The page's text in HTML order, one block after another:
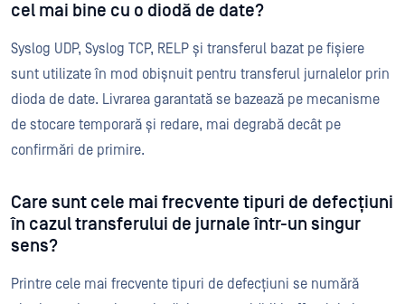
cel mai bine cu o diodă de date?
Syslog UDP, Syslog TCP, RELP și transferul bazat pe fișiere
sunt utilizate în mod obișnuit pentru transferul jurnalelor prin
dioda de date. Livrarea garantată se bazează pe mecanisme
de stocare temporară și redare, mai degrabă decât pe
confirmări de primire.
Care sunt cele mai frecvente tipuri de defecțiuni
în cazul transferului de jurnale într-un singur
sens?
Printre cele mai frecvente tipuri de defecțiuni se numără